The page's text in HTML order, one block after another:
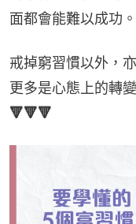
面都會能難以成功。
戒掉窮習慣以外，
更多是心態上的轉變
🔻🔻🔻